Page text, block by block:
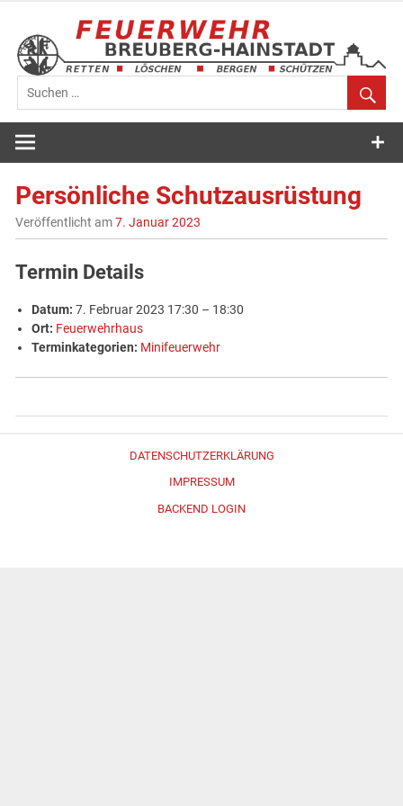
springen
Feuerwehr
Breuberg-
Hainstadt
Persönliche Schutzausrüstung
Veröffentlicht am7. Januar 2023
Termin Details
Datum: 7. Februar 2023 17:30 – 18:30
Ort: Feuerwehrhaus
Terminkategorien: Minifeuerwehr
DATENSCHUTZERKLÄRUNG
IMPRESSUM
BACKEND LOGIN